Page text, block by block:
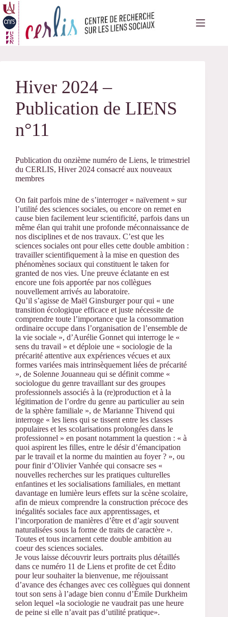
Passer
au
contenu
Hiver 2024 –
Publication de LIENS
n°11
Publication du onzième numéro de Liens, le trimestriel
du CERLIS, Hiver 2024 consacré aux nouveaux
membres
On fait parfois mine de s’interroger « naïvement » sur
l’utilité des sciences sociales, ou encore on remet en
cause bien facilement leur scientificité, parfois dans un
même élan qui trahit une profonde méconnaissance de
nos disciplines et de nos travaux. C’est que les
sciences sociales ont pour elles cette double ambition :
travailler scientifiquement à la mise en question des
phénomènes sociaux qui constituent le taken for
granted de nos vies. Une preuve éclatante en est
encore une fois apportée par nos collègues
nouvellement arrivés au laboratoire.
Qu’il s’agisse de Maël Ginsburger pour qui « une
transition écologique efficace et juste nécessite de
comprendre toute l’importance que la consommation
ordinaire occupe dans l’organisation de l’ensemble de
la vie sociale », d’Aurélie Gonnet qui interroge le «
sens du travail » et déploie une « sociologie de la
précarité attentive aux expériences vécues et aux
formes variées mais intrinsèquement liées de précarité
», de Solenne Jouanneau qui se définit comme «
sociologue du genre travaillant sur des groupes
professionnels associés à la (re)production et à la
légitimation de l’ordre du genre au particulier au sein
de la sphère familiale », de Marianne Thivend qui
interroge « les liens qui se tissent entre les classes
populaires et les scolarisations prolongées dans le
professionnel » en posant notamment la question : « à
quoi aspirent les filles, entre le désir d’émancipation
par le travail et la norme du maintien au foyer ? », ou
pour finir d’Olivier Vanhée qui consacre ses «
nouvelles recherches sur les pratiques culturelles
enfantines et les socialisations familiales, en mettant
davantage en lumière leurs effets sur la scène scolaire,
afin de mieux comprendre la construction précoce des
inégalités sociales face aux apprentissages, et
l’incorporation de manières d’être et d’agir souvent
naturalisées sous la forme de traits de caractère ».
Toutes et tous incarnent cette double ambition au
coeur des sciences sociales.
Je vous laisse découvrir leurs portraits plus détaillés
dans ce numéro 11 de Liens et profite de cet Édito
pour leur souhaiter la bienvenue, me réjouissant
d’avance des échanges avec ces collègues qui donnent
tout son sens à l’adage bien connu d’Émile Durkheim
selon lequel «la sociologie ne vaudrait pas une heure
de peine si elle n’avait pas d’utilité pratique».